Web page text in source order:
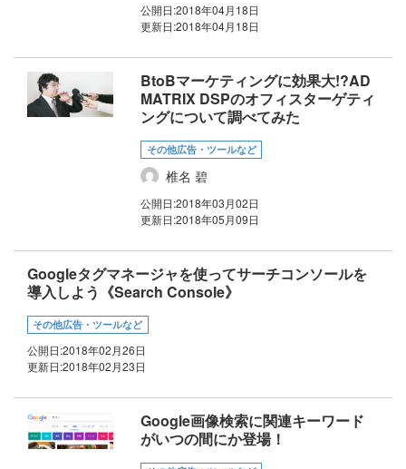
公開日:2018年04月18日
更新日:2018年04月18日
BtoBマーケティングに効果大!?AD
MATRIX DSPのオフィスターゲティ
ングについて調べてみた
その他広告・ツールなど
椎名 碧
公開日:2018年03月02日
更新日:2018年05月09日
Googleタグマネージャを使ってサーチコンソールを
導入しよう《Search Console》
その他広告・ツールなど
公開日:2018年02月26日
更新日:2018年02月23日
Google画像検索に関連キーワード
がいつの間にか登場！